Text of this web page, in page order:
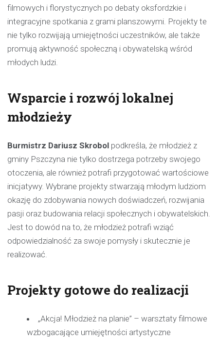
filmowych i florystycznych po debaty oksfordzkie i
integracyjne spotkania z grami planszowymi. Projekty te
nie tylko rozwijają umiejętności uczestników, ale także
promują aktywność społeczną i obywatelską wśród
młodych ludzi.
Wsparcie i rozwój lokalnej
młodzieży
Burmistrz Dariusz Skrobol podkreśla, że młodzież z
gminy Pszczyna nie tylko dostrzega potrzeby swojego
otoczenia, ale również potrafi przygotować wartościowe
inicjatywy. Wybrane projekty stwarzają młodym ludziom
okazję do zdobywania nowych doświadczeń, rozwijania
pasji oraz budowania relacji społecznych i obywatelskich.
Jest to dowód na to, że młodzież potrafi wziąć
odpowiedzialność za swoje pomysły i skutecznie je
realizować.
Projekty gotowe do realizacji
„Akcja! Młodzież na planie” – warsztaty filmowe
wzbogacające umiejętności artystyczne